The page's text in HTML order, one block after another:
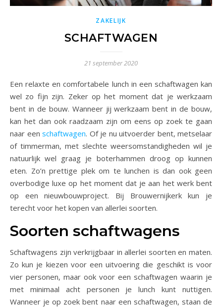
ZAKELIJK
SCHAFTWAGEN
21 september 2020
Een relaxte en comfortabele lunch in een schaftwagen kan
wel zo fijn zijn. Zeker op het moment dat je werkzaam
bent in de bouw. Wanneer jij werkzaam bent in de bouw,
kan het dan ook raadzaam zijn om eens op zoek te gaan
naar een schaftwagen. Of je nu uitvoerder bent, metselaar
of timmerman, met slechte weersomstandigheden wil je
natuurlijk wel graag je boterhammen droog op kunnen
eten. Zo’n prettige plek om te lunchen is dan ook geen
overbodige luxe op het moment dat je aan het werk bent
op een nieuwbouwproject. Bij Brouwernijkerk kun je
terecht voor het kopen van allerlei soorten.
Soorten schaftwagens
Schaftwagens zijn verkrijgbaar in allerlei soorten en maten.
Zo kun je kiezen voor een uitvoering die geschikt is voor
vier personen, maar ook voor een schaftwagen waarin je
met minimaal acht personen je lunch kunt nuttigen.
Wanneer je op zoek bent naar een schaftwagen, staan de